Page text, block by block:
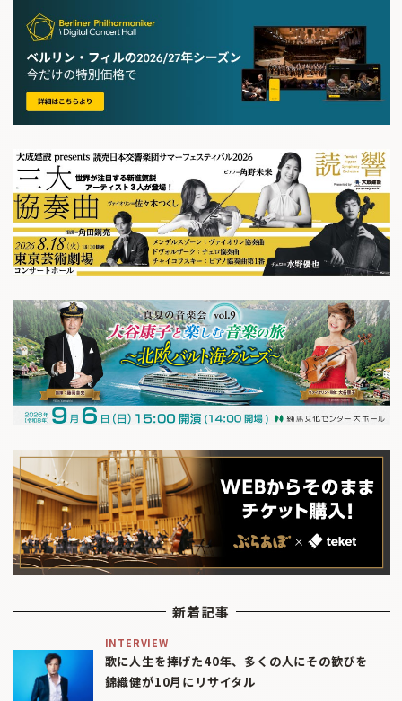
新着記事
INTERVIEW
歌に人生を捧げた40年、多くの人にその歓びを
錦織健が10月にリサイタル